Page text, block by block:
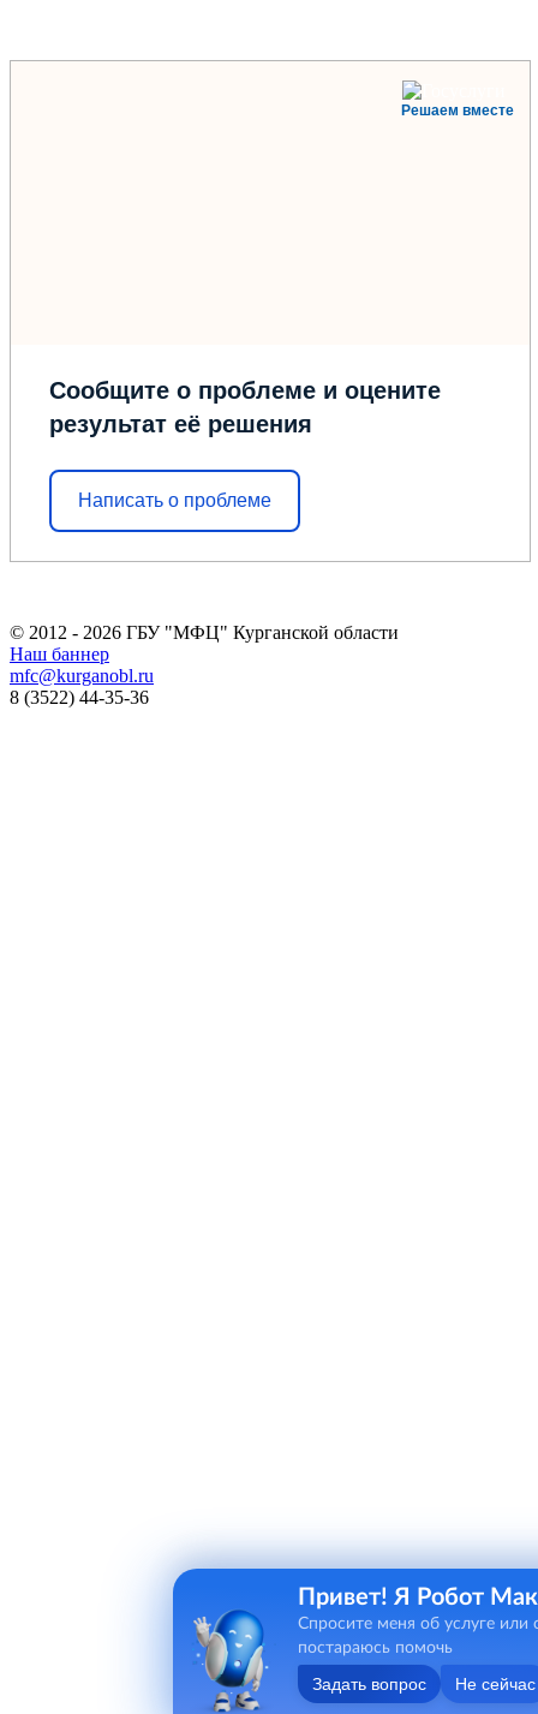
Решаем вместе
Сообщите о проблеме и оцените
результат её решения
Написать о проблеме
© 2012 - 2026 ГБУ "МФЦ" Курганской области
Наш баннер
mfc@kurganobl.ru
8 (3522) 44-35-36
Привет! Я Робот
Спросите меня об услуге или
постараюсь помочь
Задать вопрос Не сейчас